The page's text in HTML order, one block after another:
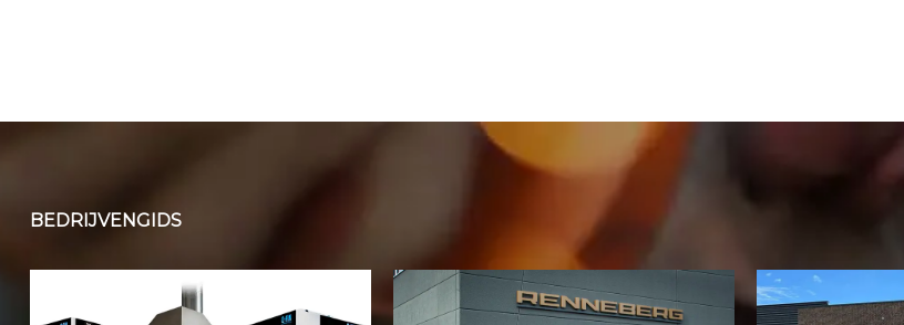
BEDRIJVENGIDS